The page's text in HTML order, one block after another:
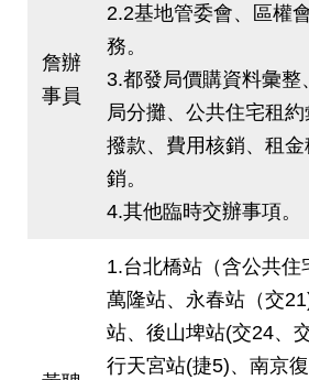
詹辦
事員
2.2基地管委會、區權
務。
3.都發局價購資料彙整
局分攤、公共住宅租約
撥款、費用核銷、租
銷。
4.其他臨時交辦事項。
1.台北橋站（含公共住
萬隆站、永春站（交
站、後山埤站(交24、交
行天宮站(捷5)、南京